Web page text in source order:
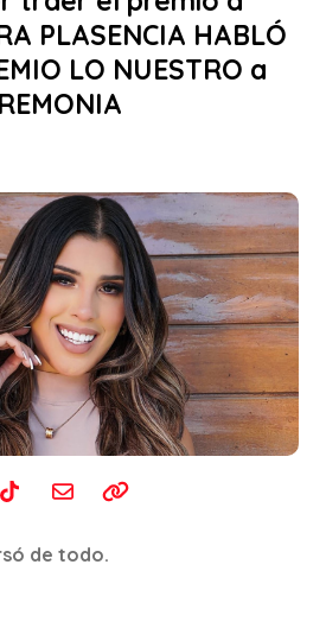
PLASENCIA HABLÓ
LO NUESTRO a
de todo.